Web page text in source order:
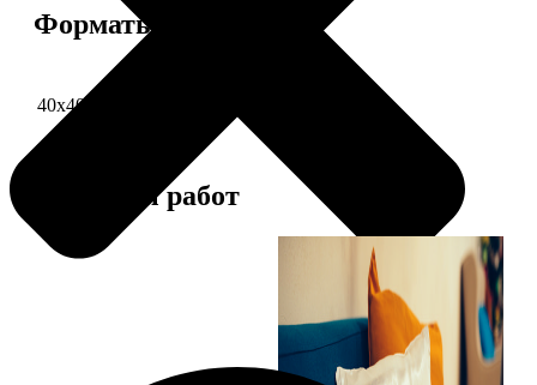
Форматы и цены
40х40 односторонняя печать
Примеры работ